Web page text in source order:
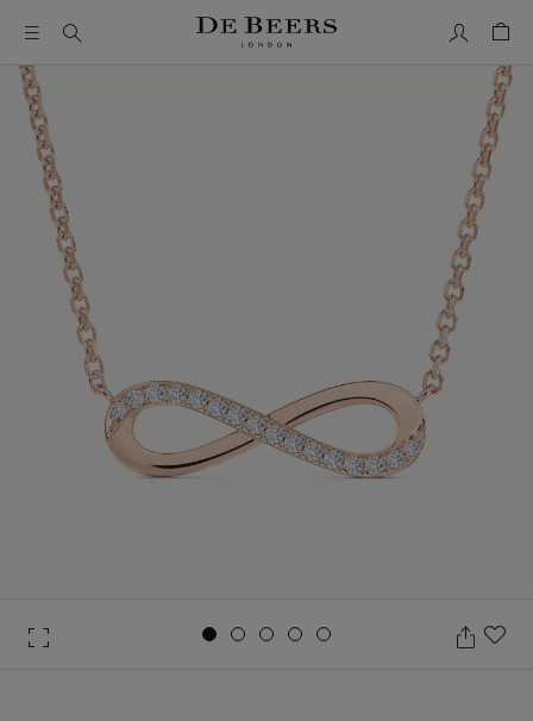
Il s’agit d’un carrousel avec une grande image et une piste